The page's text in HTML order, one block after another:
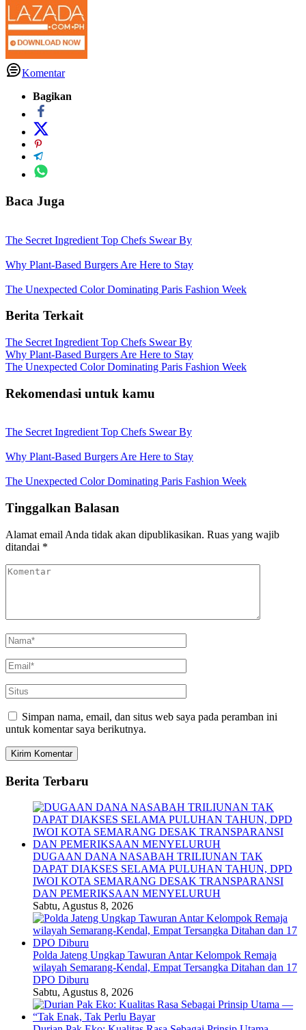
Komentar
Bagikan
Baca Juga
The Secret Ingredient Top Chefs Swear By
Why Plant-Based Burgers Are Here to Stay
The Unexpected Color Dominating Paris Fashion Week
Berita Terkait
The Secret Ingredient Top Chefs Swear By
Why Plant-Based Burgers Are Here to Stay
The Unexpected Color Dominating Paris Fashion Week
Rekomendasi untuk kamu
The Secret Ingredient Top Chefs Swear By
Why Plant-Based Burgers Are Here to Stay
The Unexpected Color Dominating Paris Fashion Week
Tinggalkan Balasan
Alamat email Anda tidak akan dipublikasikan. Ruas yang wajib
ditandai *
Simpan nama, email, dan situs web saya pada peramban ini
untuk komentar saya berikutnya.
Berita Terbaru
DUGAAN DANA NASABAH TRILIUNAN TAK
DAPAT DIAKSES SELAMA PULUHAN TAHUN, DPD
IWOI KOTA SEMARANG DESAK TRANSPARANSI
DAN PEMERIKSAAN MENYELURUH
Sabtu, Agustus 8, 2026
Polda Jateng Ungkap Tawuran Antar Kelompok Remaja
wilayah Semarang-Kendal, Empat Tersangka Ditahan dan 17
DPO Diburu
Sabtu, Agustus 8, 2026